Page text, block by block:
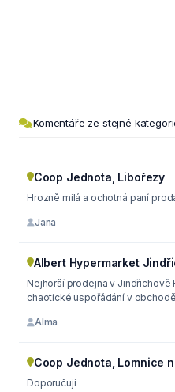
Komentáře ze stejné
Coop Jednota, Libořezy
Hrozně milá a ochotná paní
Jana
Albert Hypermarket
Nejhorší prodejna v Jindřichově
chaotické uspořádání v
Alma
Coop Jednota, Lomnice
Doporučuji